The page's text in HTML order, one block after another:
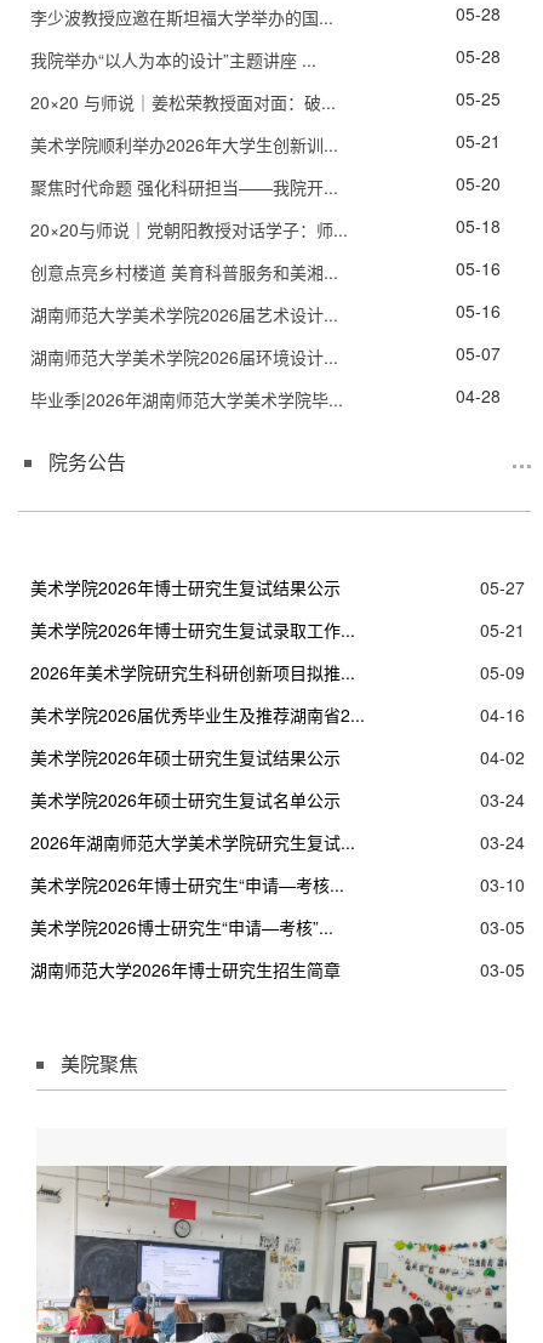
李少波教授应邀在斯坦福大学举办的国...
05-28
我院举办“以人为本的设计”主题讲座 ...
05-28
20×20 与师说｜姜松荣教授面对面：破...
05-25
美术学院顺利举办2026年大学生创新训...
05-21
聚焦时代命题 强化科研担当——我院开...
05-20
20×20与师说｜党朝阳教授对话学子：师...
05-18
创意点亮乡村楼道 美育科普服务和美湘...
05-16
湖南师范大学美术学院2026届艺术设计...
05-16
湖南师范大学美术学院2026届环境设计...
05-07
毕业季|2026年湖南师范大学美术学院毕...
04-28
院务公告
美术学院2026年博士研究生复试结果公示
05-27
美术学院2026年博士研究生复试录取工作...
05-21
2026年美术学院研究生科研创新项目拟推...
05-09
美术学院2026届优秀毕业生及推荐湖南省2...
04-16
美术学院2026年硕士研究生复试结果公示
04-02
美术学院2026年硕士研究生复试名单公示
03-24
2026年湖南师范大学美术学院研究生复试...
03-24
美术学院2026年博士研究生“申请—考核...
03-10
美术学院2026博士研究生“申请—考核”...
03-05
湖南师范大学2026年博士研究生招生简章
03-05
美院聚焦